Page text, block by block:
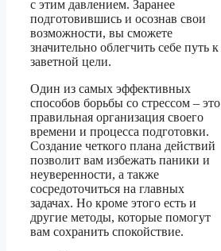
с этим давлением. Заранее
подготовившись и осознав свои
возможности, вы сможете
значительно облегчить себе путь к
заветной цели.
Один из самых эффективных
способов борьбы со стрессом – это
правильная организация своего
времени и процесса подготовки.
Создание четкого плана действий
позволит вам избежать паники и
неуверенности, а также
сосредоточиться на главных
задачах. Но кроме этого есть и
другие методы, которые помогут
вам сохранить спокойствие.